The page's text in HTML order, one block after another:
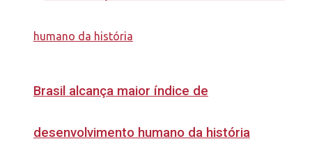
Brasil alcança maior índice de
desenvolvimento humano da história